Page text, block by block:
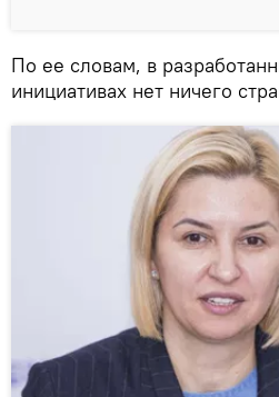
По ее словам, в
инициативах нет ничего